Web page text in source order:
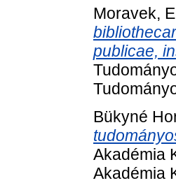
Moravek,
publicae,
Bükyné
Akadémia
Akadémia